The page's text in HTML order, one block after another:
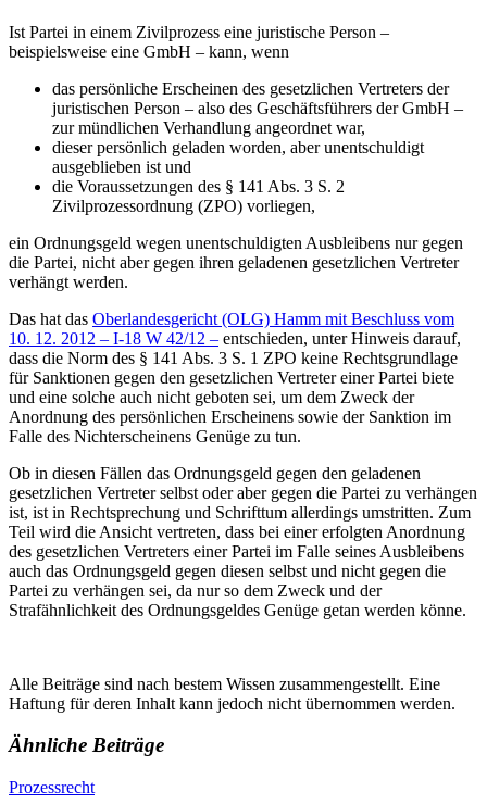
Ist Partei in einem Zivilprozess eine juristische Person –
beispielsweise eine GmbH – kann, wenn
das persönliche Erscheinen des gesetzlichen Vertreters der
juristischen Person – also des Geschäftsführers der GmbH –
zur mündlichen Verhandlung angeordnet war,
dieser persönlich geladen worden, aber unentschuldigt
ausgeblieben ist und
die Voraussetzungen des § 141 Abs. 3 S. 2
Zivilprozessordnung (ZPO) vorliegen,
ein Ordnungsgeld wegen unentschuldigten Ausbleibens nur gegen
die Partei, nicht aber gegen ihren geladenen gesetzlichen Vertreter
verhängt werden.
Das hat das Oberlandesgericht (OLG) Hamm mit Beschluss vom
10. 12. 2012 – I-18 W 42/12 – entschieden, unter Hinweis darauf,
dass die Norm des § 141 Abs. 3 S. 1 ZPO keine Rechtsgrundlage
für Sanktionen gegen den gesetzlichen Vertreter einer Partei biete
und eine solche auch nicht geboten sei, um dem Zweck der
Anordnung des persönlichen Erscheinens sowie der Sanktion im
Falle des Nichterscheinens Genüge zu tun.
Ob in diesen Fällen das Ordnungsgeld gegen den geladenen
gesetzlichen Vertreter selbst oder aber gegen die Partei zu verhängen
ist, ist in Rechtsprechung und Schrifttum allerdings umstritten. Zum
Teil wird die Ansicht vertreten, dass bei einer erfolgten Anordnung
des gesetzlichen Vertreters einer Partei im Falle seines Ausbleibens
auch das Ordnungsgeld gegen diesen selbst und nicht gegen die
Partei zu verhängen sei, da nur so dem Zweck und der
Strafähnlichkeit des Ordnungsgeldes Genüge getan werden könne.
Alle Beiträge sind nach bestem Wissen zusammengestellt. Eine
Haftung für deren Inhalt kann jedoch nicht übernommen werden.
Ähnliche Beiträge
Prozessrecht